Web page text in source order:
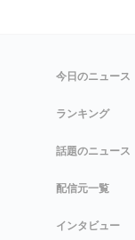
今日のニュース
ランキング
話題のニュース
配信元一覧
インタビュー